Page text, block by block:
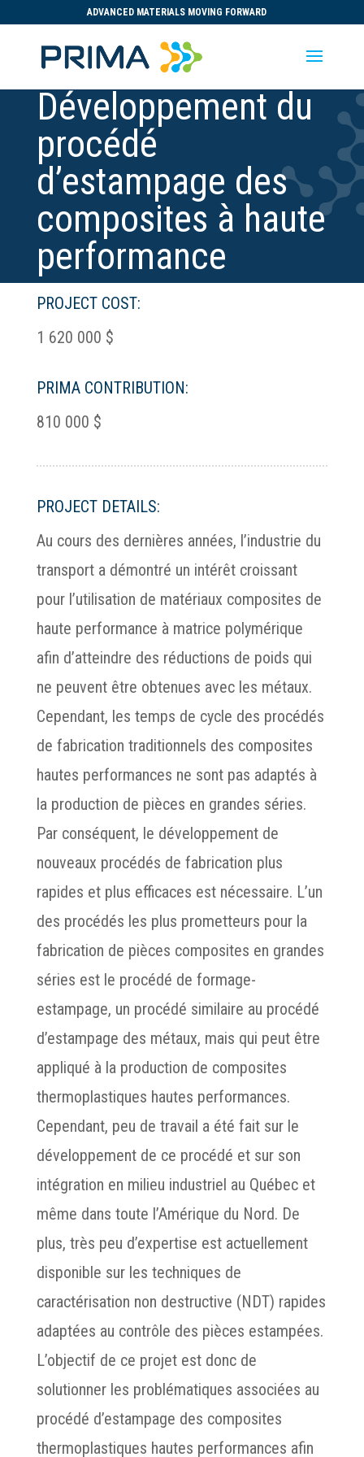
ADVANCED MATERIALS MOVING FORWARD
Développement du
procédé
d’estampage des
composites à haute
performance
PROJECT COST:
1 620 000 $
PRIMA CONTRIBUTION:
810 000 $
PROJECT DETAILS:
Au cours des dernières années, l’industrie du
transport a démontré un intérêt croissant
pour l’utilisation de matériaux composites de
haute performance à matrice polymérique
afin d’atteindre des réductions de poids qui
ne peuvent être obtenues avec les métaux.
Cependant, les temps de cycle des procédés
de fabrication traditionnels des composites
hautes performances ne sont pas adaptés à
la production de pièces en grandes séries.
Par conséquent, le développement de
nouveaux procédés de fabrication plus
rapides et plus efficaces est nécessaire. L’un
des procédés les plus prometteurs pour la
fabrication de pièces composites en grandes
séries est le procédé de formage-
estampage, un procédé similaire au procédé
d’estampage des métaux, mais qui peut être
appliqué à la production de composites
thermoplastiques hautes performances.
Cependant, peu de travail a été fait sur le
développement de ce procédé et sur son
intégration en milieu industriel au Québec et
même dans toute l’Amérique du Nord. De
plus, très peu d’expertise est actuellement
disponible sur les techniques de
caractérisation non destructive (NDT) rapides
adaptées au contrôle des pièces estampées.
L’objectif de ce projet est donc de
solutionner les problématiques associées au
procédé d’estampage des composites
thermoplastiques hautes performances afin